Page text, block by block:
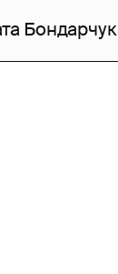
Бондарчук